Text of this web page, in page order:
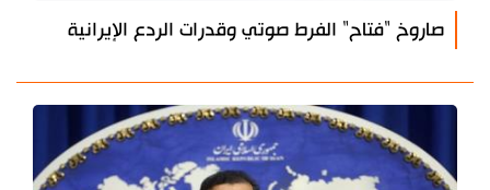
صاروخ "فتاح" الفرط صوتي وقدرات الردع الإيرانية